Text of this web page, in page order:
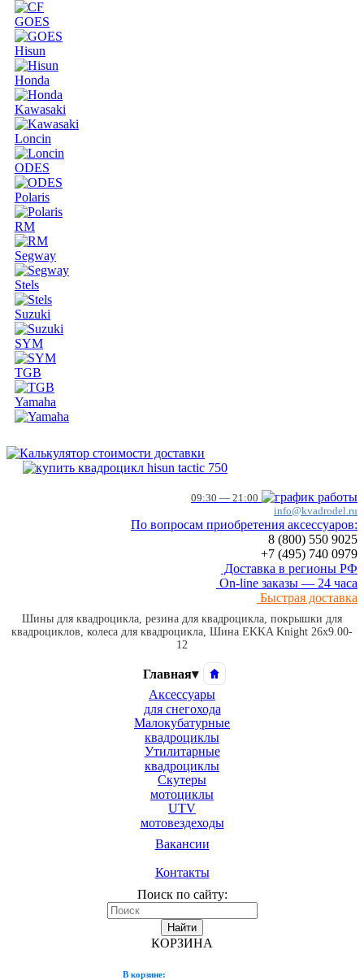
GOES
Hisun
Honda
Kawasaki
Loncin
ODES
Polaris
RM
Segway
Stels
Suzuki
SYM
TGB
Yamaha
09:30 — 21:00
info@kvadrodel.ru
По вопросам приобретения аксессуаров:
8 (800) 550 9025
+7 (495) 740 0979
Доставка в регионы РФ
On-line заказы — 24 часа
Быстрая доставка
Шины для квадроцикла, резина для квадроцикла, покрышки для
квадроциклов, колеса для квадроцикла, Шина EKKA Knight 26x9.00-
12
Главная▾
Аксессуары
для снегохода
Малокубатурные
квадроциклы
Утилитарные
квадроциклы
Скутеры
мотоциклы
UTV
мотовездеходы
Вакансии
Контакты
Поиск по сайту:
Найти
КОРЗИНА
В корзине: